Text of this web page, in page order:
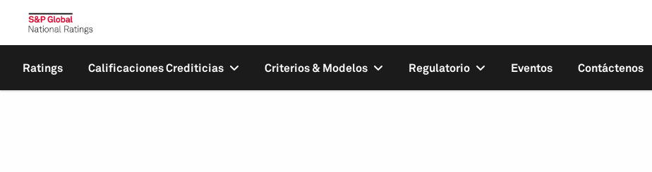
Ratings Calificaciones Crediticias Criterios & Modelos Regulatorio Eventos Contáctenos